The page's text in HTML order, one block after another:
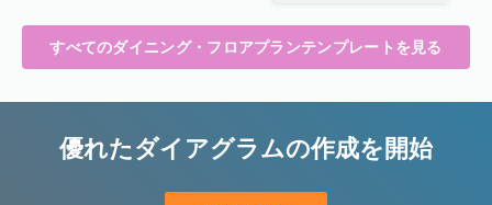
すべてのダイニング・フロアプランテンプレートを見る
優れたダイアグラムの作成を開始